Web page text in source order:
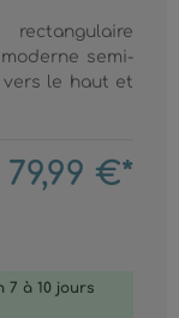
semi-
le haut et
79,99 €*
7 à 10 jours